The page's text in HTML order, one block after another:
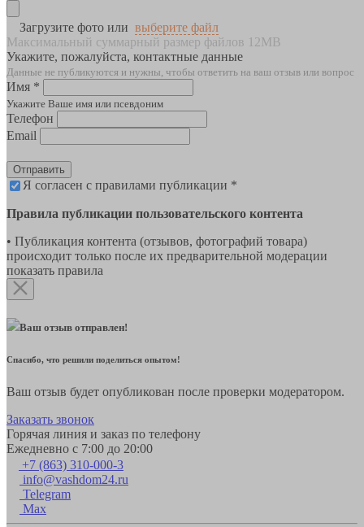
Загрузите фото или выберите файл
Максимальный суммарный размер файлов 12MB
Укажите, пожалуйста, контактные данные
Данные не публикуются и нужны, чтобы ответить на ваш отзыв или вопрос
Имя *
Укажите Ваше имя или псевдоним
Телефон
Email
Отправить
Я согласен с правилами публикации *
Правила публикации пользовательского контента
• Публикация контента (отзывов, фотографий товара)
происходит только после их предварительной модерации
показать правила
Ваш отзыв отправлен!
Спасибо, что решили поделиться опытом!
Ваш отзыв будет опубликован после проверки модератором.
Заказать звонок
Горячая линия и заказ по телефону
Ежедневно с 7:00 до 20:00
+7 (863) 310-000-3
info@vashdom24.ru
Telegram
Max